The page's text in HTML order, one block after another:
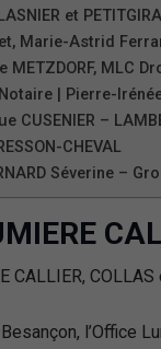
et
Marie-Astrid
METZDORF, MLC
| Pierre-
CUSENIER –
CHEVAL
Séverine –
l’Office